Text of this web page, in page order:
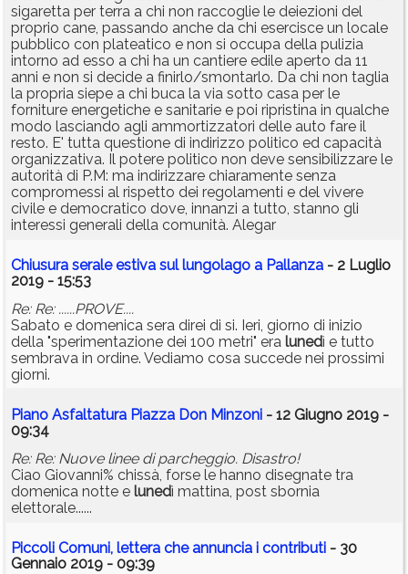
sigaretta per terra a chi non raccoglie le deiezioni del
proprio cane, passando anche da chi esercisce un locale
pubblico con plateatico e non si occupa della pulizia
intorno ad esso a chi ha un cantiere edile aperto da 11
anni e non si decide a finirlo/smontarlo. Da chi non taglia
la propria siepe a chi buca la via sotto casa per le
forniture energetiche e sanitarie e poi ripristina in qualche
modo lasciando agli ammortizzatori delle auto fare il
resto. E' tutta questione di indirizzo politico ed capacità
organizzativa. Il potere politico non deve sensibilizzare le
autorità di P.M: ma indirizzare chiaramente senza
compromessi al rispetto dei regolamenti e del vivere
civile e democratico dove, innanzi a tutto, stanno gli
interessi generali della comunità. Alegar
Chiusura serale estiva sul lungolago a Pallanza - 2 Luglio
2019 - 15:53
Re: Re: ......PROVE....
Sabato e domenica sera direi di si. Ieri, giorno di inizio
della "sperimentazione dei 100 metri" era lunedì e tutto
sembrava in ordine. Vediamo cosa succede nei prossimi
giorni.
Piano Asfaltatura Piazza Don Minzoni - 12 Giugno 2019 -
09:34
Re: Re: Nuove linee di parcheggio. Disastro!
Ciao Giovanni% chissà, forse le hanno disegnate tra
domenica notte e lunedì mattina, post sbornia
elettorale......
Piccoli Comuni, lettera che annuncia i contributi - 30
Gennaio 2019 - 09:39